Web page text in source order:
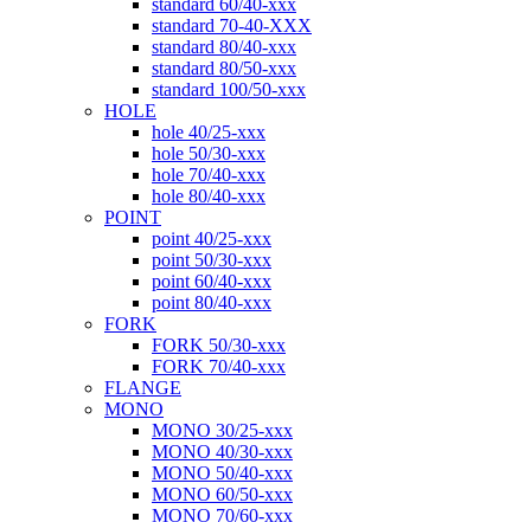
standard 60/40-xxx
standard 70-40-XXX
standard 80/40-xxx
standard 80/50-xxx
standard 100/50-xxx
HOLE
hole 40/25-xxx
hole 50/30-xxx
hole 70/40-xxx
hole 80/40-xxx
POINT
point 40/25-xxx
point 50/30-xxx
point 60/40-xxx
point 80/40-xxx
FORK
FORK 50/30-xxx
FORK 70/40-xxx
FLANGE
MONO
MONO 30/25-xxx
MONO 40/30-xxx
MONO 50/40-xxx
MONO 60/50-xxx
MONO 70/60-xxx